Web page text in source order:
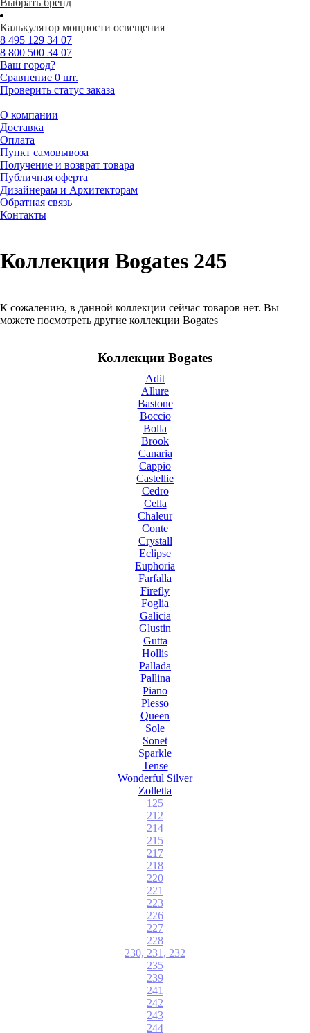
Выбрать бренд
Калькулятор мощности освещения
8 495 129 34 07
8 800 500 34 07
Ваш город?
Сравнение 0 шт.
Проверить статус заказа
О компании
Доставка
Оплата
Пункт самовывоза
Получение и возврат товара
Публичная оферта
Дизайнерам и Архитекторам
Обратная связь
Контакты
Коллекция Bogates 245
К сожалению, в данной коллекции сейчас товаров нет. Вы
можете посмотреть другие коллекции Bogates
Коллекции Bogates
Adit
Allure
Bastone
Boccio
Bolla
Brook
Canaria
Cappio
Castellie
Cedro
Cella
Chaleur
Conte
Crystall
Eclipse
Euphoria
Farfalla
Firefly
Foglia
Galicia
Glustin
Gutta
Hollis
Pallada
Pallina
Piano
Plesso
Queen
Sole
Sonet
Sparkle
Tense
Wonderful Silver
Zolletta
125
212
214
215
217
218
220
221
223
226
227
228
230, 231, 232
235
239
241
242
243
244